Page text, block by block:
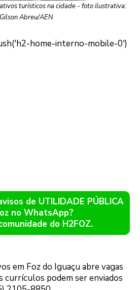
turísticos na cidade - foto ilustrativa:
Gilson Abreu/AEN
de UTILIDADE PÚBLICA
no WhatsApp?
do H2FOZ.
em Foz do Iguaçu abre vagas
currículos podem ser enviados